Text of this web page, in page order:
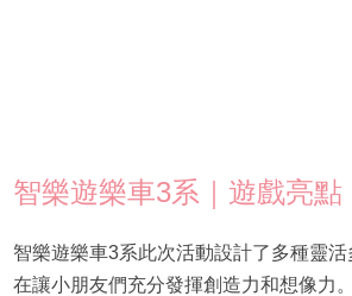
智樂遊樂車3系｜遊戲亮點
智樂遊樂車3系此次活動設計了多種靈
在讓小朋友們充分發揮創造力和想像力